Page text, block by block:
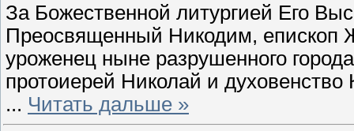
За Божественной литургией Его
Преосвященный Никодим, епископ
уроженец ныне разрушенного
протоиерей Николай и
... Читать дальше »